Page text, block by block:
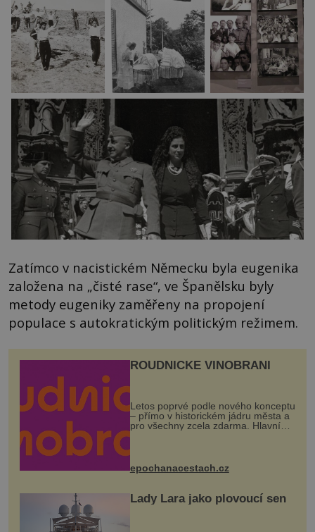
Zatímco v nacistickém Německu byla eugenika
založena na „čisté rase“, ve Španělsku byly
metody eugeniky zaměřeny na propojení
populace s autokratickým politickým režimem.
ROUDNICKÉ VINOBRANÍ
Letos poprvé podle nového konceptu
– přímo v historickém jádru města a
pro všechny zcela zdarma. Hlavní
program se odehraje na Karlově a
mohou těšit na víno, burčák, pes...
epochanacestach.cz
Lady Lara jako plovoucí sen